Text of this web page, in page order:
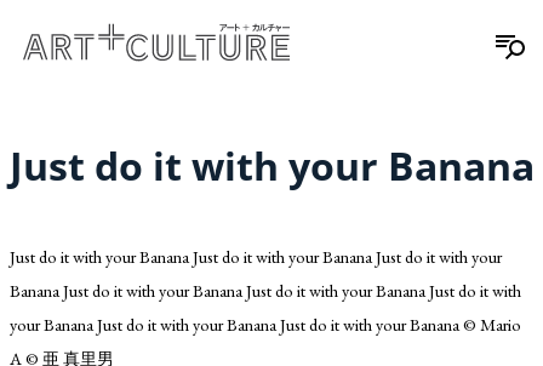
Just do it with your Banana
Just do it with your Banana Just do it with your Banana Just do it with your
Banana Just do it with your Banana Just do it with your Banana Just do it with
your Banana Just do it with your Banana Just do it with your Banana © Mario
A © 亜 真里男